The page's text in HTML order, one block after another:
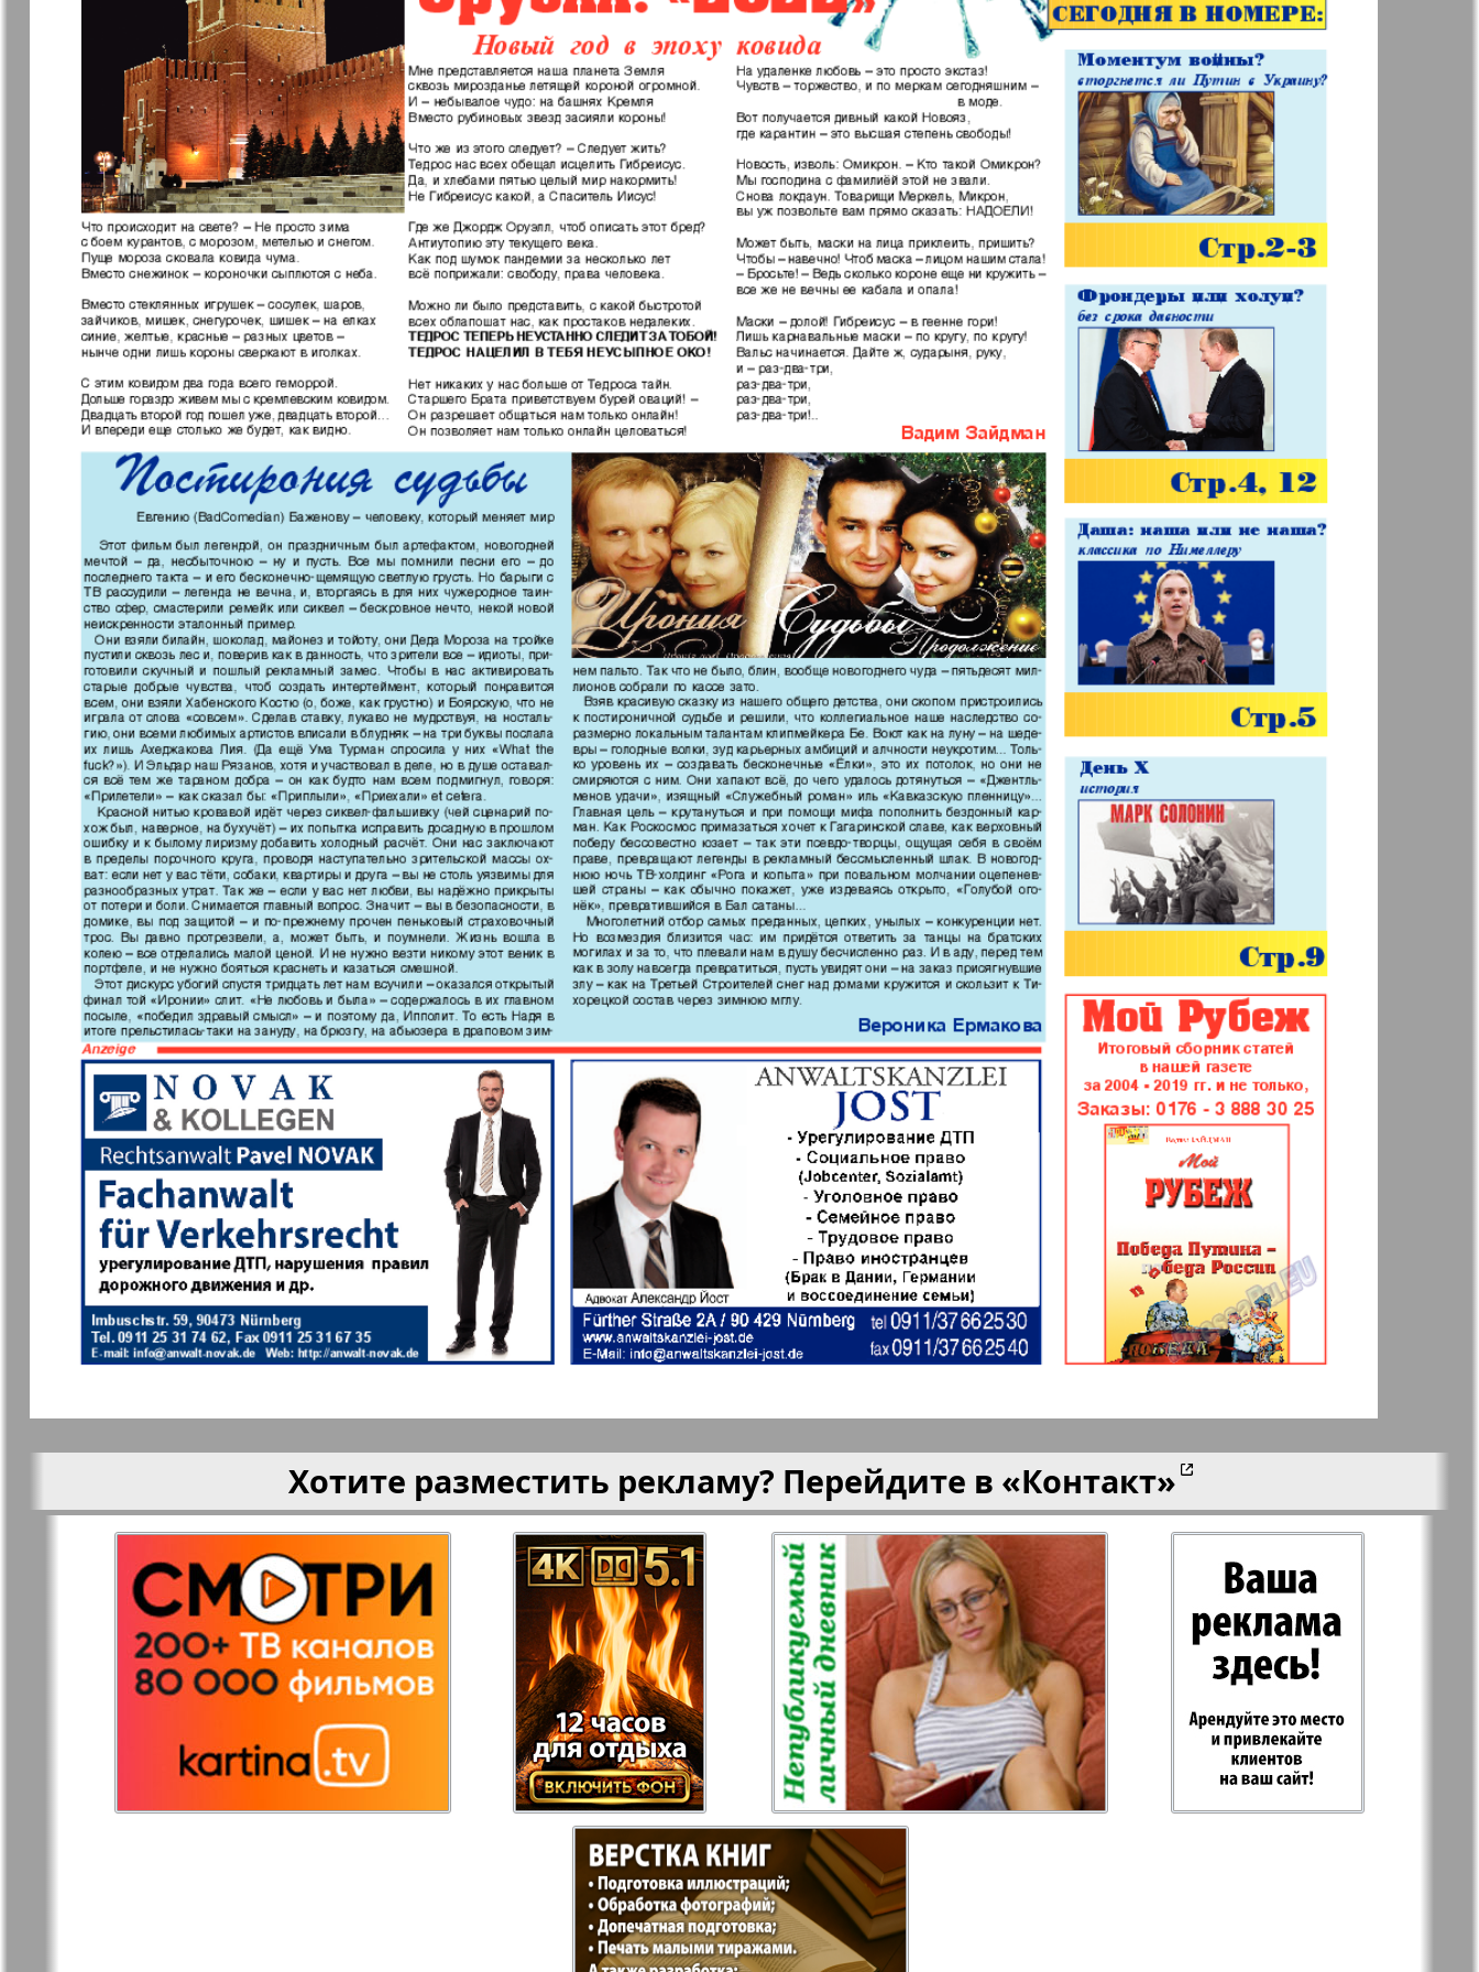
Архив необновляющихся на сайте изданий
7плюс7я Авангард АйБолит Акцент Анонс
Антенна
Аргументы и
факты Европа
Аугсбург-сити Афиша Augsburg Бизнес
Бизнес парк Будь здоров Ваша газета Вести Вестник-info
Вечерняя газета
Вечное
сокровище
Восточная
Германия
Восточный
Wadim
Германия плюс Диалог Дом и семья
Домашний
кулинар
Домашний
ресторан
Еврейская газета
Еврейская
панорама
Европа экспресс Жасмин Жизнь женщины
Закон и люди
Зарубежные
записки
Здоровье Идеальная фирма Известия BW
Изюм iDEAL Карьера Катюша
Клан КП в Европе Крот в Германии Кругозор Кругозор плюс!
Kulinar TV Kurorte aktuell LDK по-русски Life in Франкфурт М-City
Мила
Мир отдыха и
здоровья
Мюнхен-сити
My City Frankfurt
am Main
Наш мир
Наша марка Наше Турбюро Нескучная газета Новая Wолна Норд
Объектив EU Остров там и тут
Ost-West
Panorama
Отдыхай-Купи-
продай
Партнер-север
Парус Переселенец Подруга
PRO Women
Europe
Районка-Nord-Ost-
Bremen-NRW
Германия
Рейнская газета Рецепты здоровья Heimat-Родина Рубеж
Русская Газета Русская Мысль
Русский Баден-
Вюртемберг
Рыбалка Plus RusHaus
Светлана в
Свой дом Семейная газета Слово и дело
Торговый Центр Точка DE
У нас в Гамбурге Флирт
Экспресс газета Эрудит-Экстра
Хотите разместить рекламу? Перейдите в «Контакт»